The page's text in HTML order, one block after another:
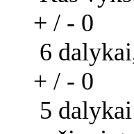
+ / - 0
6
+ / - 0
5